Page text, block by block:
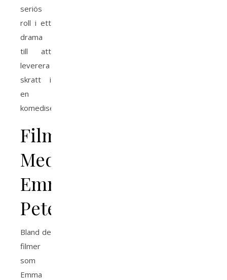
seriös
roll i ett
drama
till att
leverera
skratt i
en
komediserie.
Filmer
Med
Emma
Peters
Bland de
filmer
som
Emma